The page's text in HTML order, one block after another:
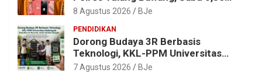
Gram dan Alat Hisap Disita
8 Agustus 2026 BJe
PENDIDIKAN
Dorong Budaya 3R Berbasis
Teknologi, KKL-PPM Universitas
Malahayati Kenalkan AI Barcode
7 Agustus 2026 BJe